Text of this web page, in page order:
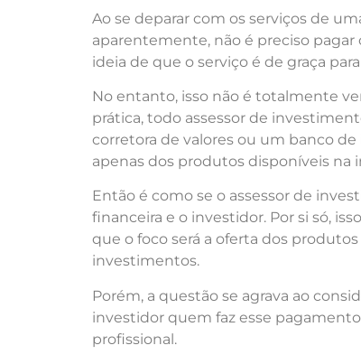
Ao se deparar com os serviços de
aparentemente, não é preciso pagar
ideia de que o serviço é de graça
No entanto, isso não é totalmente
prática, todo assessor de
corretora de valores ou um banco
apenas dos produtos disponíveis
Então é como se o assessor de
financeira e o investidor. Por si só,
que o foco será a oferta dos
investimentos.
Porém, a questão se agrava ao
investidor quem faz esse
profissional.